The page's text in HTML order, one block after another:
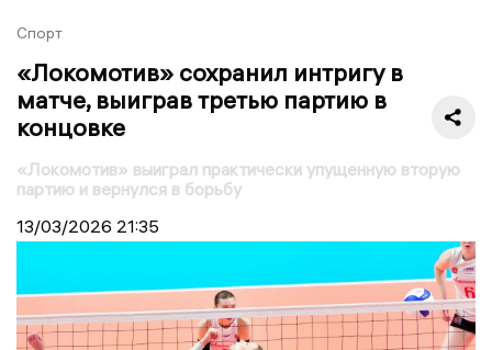
Спорт
«Локомотив» сохранил интригу в
матче, выиграв третью партию в
концовке
«Локомотив» выиграл практически упущенную вторую
партию и вернулся в борьбу
13/03/2026 21:35